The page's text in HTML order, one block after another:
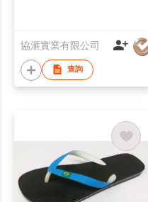
協滙實業有限公司
查詢